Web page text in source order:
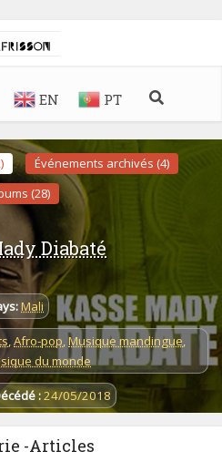
EN PT
Événements archivés (4)
(28)
Diabaté
Mali
,Afro-pop,Musique mandingue,
du monde
:24/05/2018
-Articles